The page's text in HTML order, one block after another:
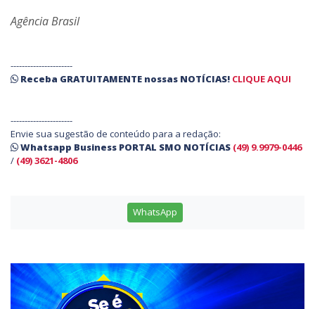
Agência Brasil
----------------------
Receba GRATUITAMENTE nossas NOTÍCIAS! CLIQUE AQUI
----------------------
Envie sua sugestão de conteúdo para a redação:
Whatsapp Business PORTAL SMO NOTÍCIAS (49) 9.9979-0446
/ (49) 3621-4806
WhatsApp